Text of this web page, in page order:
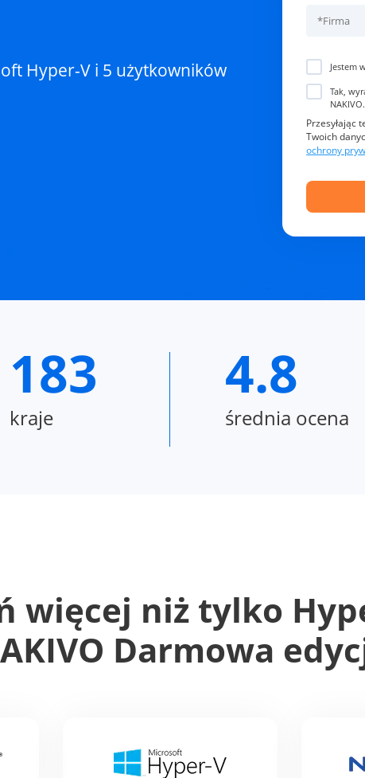
Hyper-V i 5 użytkowników
Jestem
Tak,
NAKIVO.
Przesyłając
Twoich
ochrony
183
kraje
4.8
średnia ocena
więcej niż tylko
Darmowa